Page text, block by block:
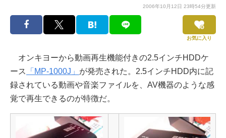
2006年10月12日 23時54分更新
お気に入り
オンキヨーから動画再生機能付きの2.5インチHDDケ
ース
「MP-1000J」 が発売された。2.5インチHDD内に記
録されている動画や音楽ファイルを、AV機器のような感
覚で再生できるのが特徴だ。